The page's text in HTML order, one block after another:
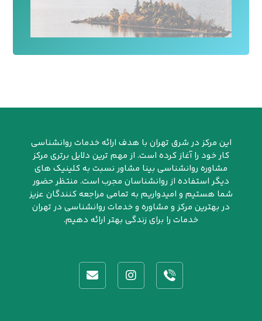
این مرکز در شرق تهران با هدف ارائه خدمات روانشناسی
کار خود را آغاز کرده است. از مهم ترین دلایل برتری مرکز
مشاوره روانشناسی بینا مشاور نسبت به کلینیک های
دیگر استفاده از روانشناسان مجرب است. منتظر حضور
شما هستیم و امیدواریم به تمامی مراجعه کنندگان عزیز
در بهترین مرکز و مشاوره و خدمات روانشناسی در تهران
خدمات را برای زندگی بهتر ارائه دهیم.